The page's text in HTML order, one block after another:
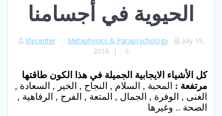
الحيوية في أجسامنا
lifecenter Metaphysics & Parapsychology
July 19,
2016 | 0
كل الأشياء الايجابية الجميلة في هذا الكون طاقتها
مرتفعة : المحبة , السلام , النجاح , الخير , السعادة ,
الغنى , الوفرة , الجمال , المتعة , الفرح , الرفاهية ,
الصحة .. وغيرها